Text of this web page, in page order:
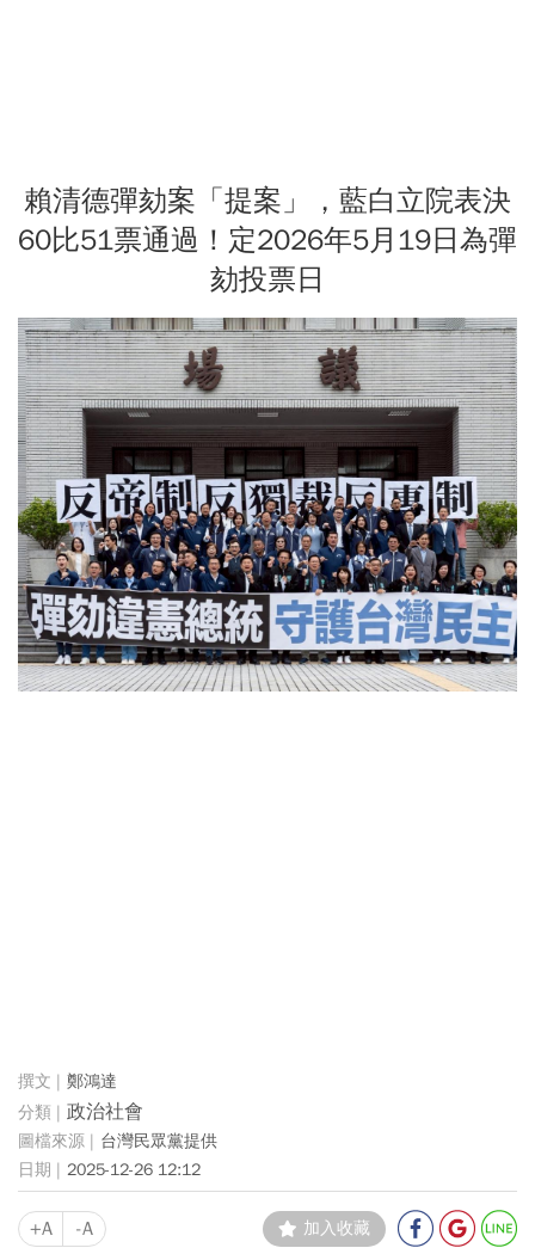
賴清德彈劾案「提案」，藍白立院表決
60比51票通過！定2026年5月19日為彈
劾投票日
鄭鴻達
政治社會
台灣民眾黨提供
2025-12-26 12:12
+A -A 加入收藏